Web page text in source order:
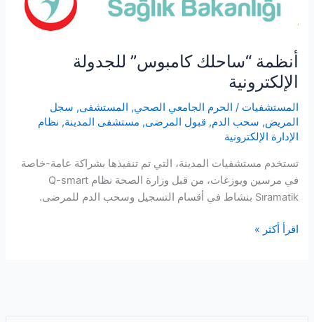
أنظمة “ساحلك كامبوس” للجدولة
الإلكترونية
المستشفيات / الحرم الجامعي الصحي, المستشفى, سجل
المريض, سحب الدم, قبول المرضى, مستشفى المدينة, نظام
الإدارة الإلكترونية
تستخدم مستشفيات المدينة، التي تم تنفيذها بشراكة عامة-خاصة
في مرسين ويوزغات، من قبل وزارة الصحة نظام Q-smart
Sıramatik بنشاط في أقسام التسجيل وسحب الدم للمرضى.
أنظمة
اقرأ أكثر »